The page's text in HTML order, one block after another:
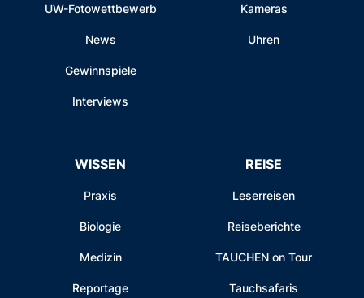
UW-Fotowettbewerb
News
Gewinnspiele
Interviews
Kameras
Uhren
WISSEN
Praxis
Biologie
Medizin
Reportage
REISE
Leserreisen
Reiseberichte
TAUCHEN on Tour
Tauchsafaris